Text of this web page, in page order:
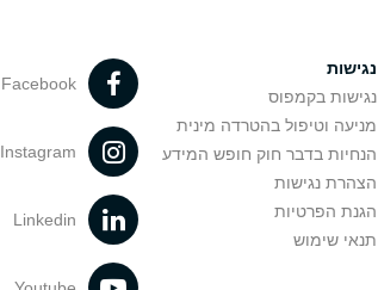
נגישות
נגישות בקמפוס
מניעה וטיפול בהטרדה מינית
הנחיות בדבר חוק חופש המידע
הצהרת נגישות
הגנת הפרטיות
תנאי שימוש
Facebook
Instagram
Linkedin